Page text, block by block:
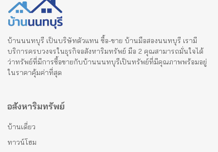
บ้านนนทบุรี เป็นบริษัทตัวแทน ซื้อ-ขาย บ้านมือสองนนทบุรี เรามี
บริการครบวงจรในธุรกิจอสังหาริมทรัพย์ มือ 2 คุณสามารถมั่นใจได้
ว่าทรัพย์ที่มีการซื้อขายกับบ้านนนทบุรีเป็นทรัพย์ที่มีคุณภาพพร้อมอยู่
ในราคาคุ้มค่าที่สุด
อสังหาริมทรัพย์
บ้านเดี่ยว
ทาวน์โฮม